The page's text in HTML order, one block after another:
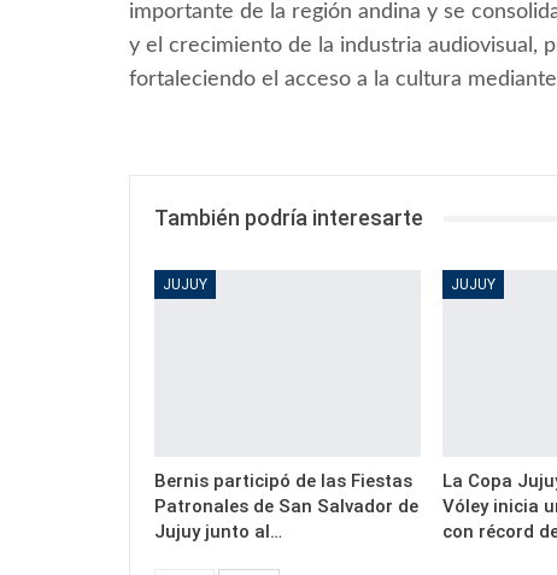
importante de la región andina y se
y el crecimiento de la industria audiovisual,
fortaleciendo el acceso a la cultura
También podría interesarte
JUJUY
Bernis participó de las Fiestas
Patronales de San Salvador de
Jujuy junto al…
JUJUY
La Copa
Vóley inicia
con récord